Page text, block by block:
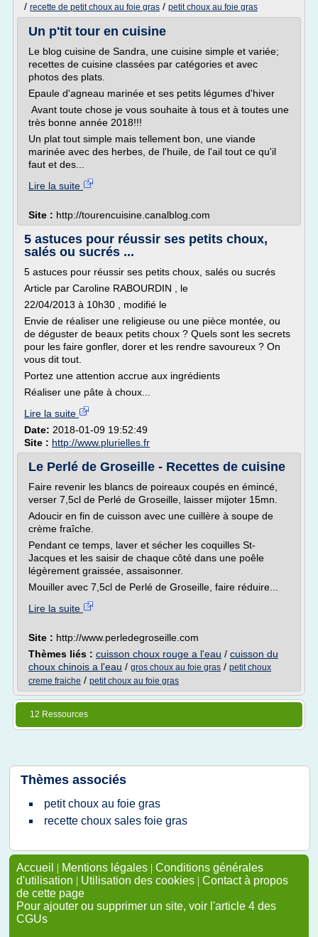
/ recette de petit choux au foie gras / petit choux au foie gras
Un p'tit tour en cuisine
Le blog cuisine de Sandra, une cuisine simple et variée;
recettes de cuisine classées par catégories et avec
photos des plats.
Epaule d'agneau marinée et ses petits légumes d'hiver
Avant toute chose je vous souhaite à tous et à toutes une
très bonne année 2018!!!
Un plat tout simple mais tellement bon, une viande
marinée avec des herbes, de l'huile, de l'ail tout ce qu'il
faut et des...
Lire la suite
Site : http://tourencuisine.canalblog.com
5 astuces pour réussir ses petits choux,
salés ou sucrés ...
5 astuces pour réussir ses petits choux, salés ou sucrés
Article par Caroline RABOURDIN , le
22/04/2013 à 10h30 , modifié le
Envie de réaliser une religieuse ou une pièce montée, ou
de déguster de beaux petits choux ? Quels sont les secrets
pour les faire gonfler, dorer et les rendre savoureux ? On
vous dit tout.
Portez une attention accrue aux ingrédients
Réaliser une pâte à choux...
Lire la suite
Date: 2018-01-09 19:52:49
Site : http://www.plurielles.fr
Le Perlé de Groseille - Recettes de cuisine
Faire revenir les blancs de poireaux coupés en émincé,
verser 7,5cl de Perlé de Groseille, laisser mijoter 15mn.
Adoucir en fin de cuisson avec une cuillère à soupe de
crème fraîche.
Pendant ce temps, laver et sécher les coquilles St-
Jacques et les saisir de chaque côté dans une poêle
légèrement graissée, assaisonner.
Mouiller avec 7,5cl de Perlé de Groseille, faire réduire...
Lire la suite
Site : http://www.perledegroseille.com
Thèmes liés : cuisson choux rouge a l'eau / cuisson du
choux chinois a l'eau / gros choux au foie gras / petit choux
creme fraiche / petit choux au foie gras
12 Ressources
Thèmes associés
petit choux au foie gras
recette choux sales foie gras
Accueil | Mentions légales | Conditions générales
d'utilisation | Utilisation des cookies | Contact à propos
de cette page
Pour ajouter ou supprimer un site, voir l'article 4 des
CGUs